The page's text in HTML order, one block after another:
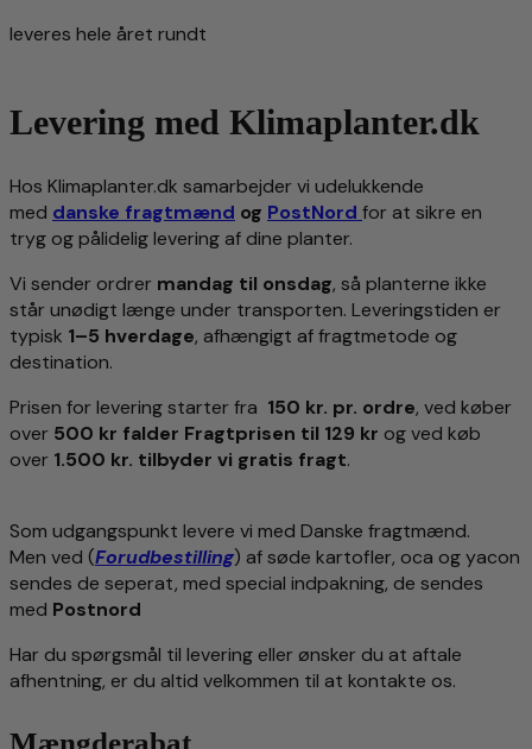
leveres hele året rundt
Levering med Klimaplanter.dk
Hos Klimaplanter.dk samarbejder vi udelukkende
med danske fragtmænd og PostNord for at sikre en
tryg og pålidelig levering af dine planter.
Vi sender ordrer mandag til onsdag, så planterne ikke
står unødigt længe under transporten. Leveringstiden er
typisk 1–5 hverdage, afhængigt af fragtmetode og
destination.
Prisen for levering starter fra 150 kr. pr. ordre, ved køber
over 500 kr falder Fragtprisen til 129 kr og ved køb
over 1.500 kr. tilbyder vi gratis fragt.
Som udgangspunkt levere vi med Danske fragtmænd.
Men ved (Forudbestilling) af søde kartofler, oca og yacon
sendes de seperat, med special indpakning, de sendes
med Postnord
Har du spørgsmål til levering eller ønsker du at aftale
afhentning, er du altid velkommen til at kontakte os.
Mængderabat